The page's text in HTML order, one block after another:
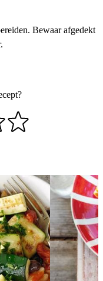
Bewaar afgedekt